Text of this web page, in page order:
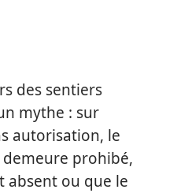
des sentiers
mythe : sur
autorisation, le
prohibé,
absent ou que le